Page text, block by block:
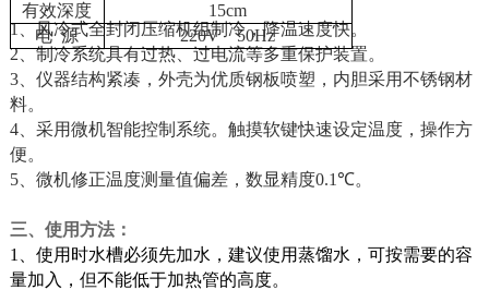
有效深度
15cm
电 源
220V 50Hz
1、风冷式全封闭压缩机组制冷，降温速度快。
2、制冷系统具有过热、过电流等多重保护装置。
3、仪器结构紧凑，外壳为优质钢板喷塑，内胆采用不锈钢材
料。
4、采用微机智能控制系统。触摸软键快速设定温度，操作方
便。
5、微机修正温度测量值偏差，数显精度0.1 ℃。
三、使用方法：
1
、使用时水槽必须先加水，建议使用蒸馏水，可按需要的容
量加入，但不能低于加热管的高度。